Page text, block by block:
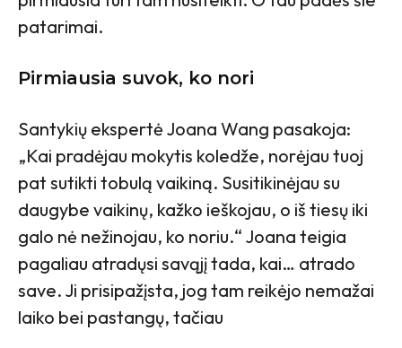
patarimai.
Pirmiausia suvok, ko nori
Santykių ekspertė Joana Wang pasakoja:
„Kai pradėjau mokytis koledže, norėjau tuoj
pat sutikti tobulą vaikiną. Susitikinėjau su
daugybe vaikinų, kažko ieškojau, o iš tiesų iki
galo nė nežinojau, ko noriu.“ Joana teigia
pagaliau atradųsi savąjį tada, kai… atrado
save. Ji prisipažįsta, jog tam reikėjo nemažai
laiko bei pastangų, tačiau